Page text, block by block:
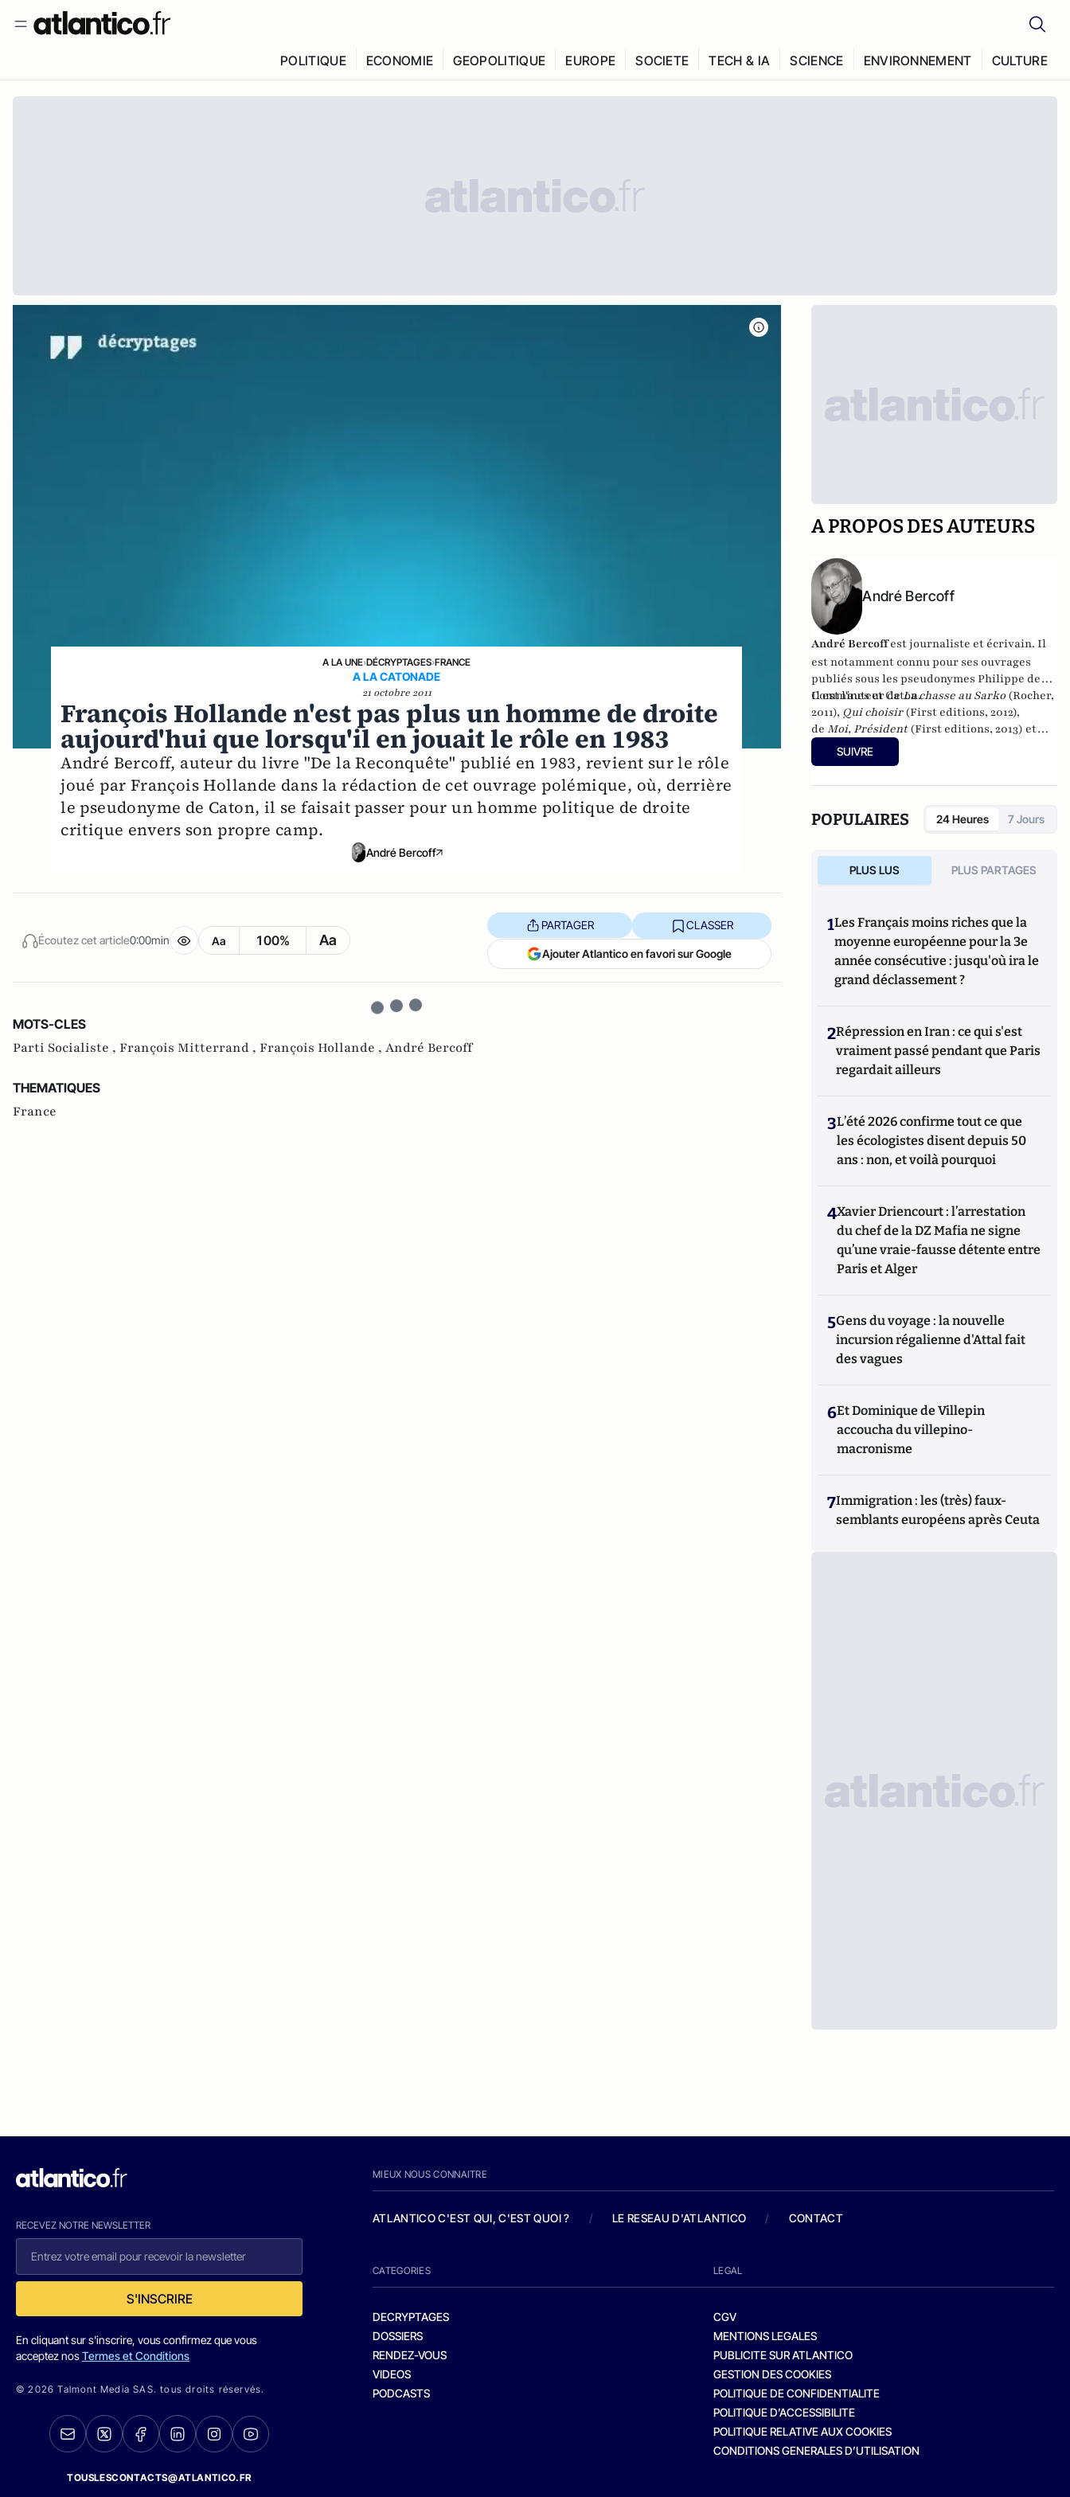
POLITIQUE ECONOMIE GEOPOLITIQUE EUROPE SOCIETE TECH & IA SCIENCE ENVIRONNEMENT CULTURE
A LA UNE›DÉCRYPTAGES›FRANCE
A LA CATONADE
21 octobre 2011
François Hollande n'est pas plus un homme de droite
aujourd'hui que lorsqu'il en jouait le rôle en 1983
André Bercoff, auteur du livre "De la Reconquête" publié en 1983, revient sur le rôle
joué par François Hollande dans la rédaction de cet ouvrage polémique, où, derrière
le pseudonyme de Caton, il se faisait passer pour un homme politique de droite
critique envers son propre camp.
André Bercoff
Écoutez cet article0:00min Aa 100% Aa
PARTAGER CLASSER
Ajouter Atlantico en favori sur Google
MOTS-CLES
Parti Socialiste , François Mitterrand , François Hollande , André Bercoff
THEMATIQUES
France
A PROPOS DES AUTEURS
André Bercoff
André Bercoffest journaliste et écrivain. Il
est notamment connu pour ses ouvrages
publiés sous les pseudonymes Philippe de
Commines et Caton.
Il est l'auteur deLa chasse au Sarko(Rocher,
2011), Qui choisir(First editions, 2012),
de Moi, Président(First editions, 2013) et
dernièrement
Bernard Tapie, Marine Le Pen,
la France et moi : Chronique d'une implosion
SUIVRE
POPULAIRES 24 Heures 7 Jours
PLUS LUS PLUS PARTAGES
1Les Français moins riches que la
moyenne européenne pour la 3e
année consécutive : jusqu'où ira le
grand déclassement ?
2Répression en Iran : ce qui s'est
vraiment passé pendant que Paris
regardait ailleurs
3L’été 2026 confirme tout ce que
les écologistes disent depuis 50
ans : non, et voilà pourquoi
4Xavier Driencourt : l’arrestation
du chef de la DZ Mafia ne signe
qu’une vraie-fausse détente entre
Paris et Alger
5Gens du voyage : la nouvelle
incursion régalienne d'Attal fait
des vagues
6Et Dominique de Villepin
accoucha du villepino-
macronisme
7Immigration : les (très) faux-
semblants européens après Ceuta
RECEVEZ NOTRE NEWSLETTER
S'INSCRIRE
En cliquant sur s'inscrire, vous confirmez que vous
acceptez nosTermes et Conditions
© 2026 Talmont Media SAS. tous droits réservés.
TOUSLESCONTACTS@ATLANTICO.FR
MIEUX NOUS CONNAITRE
ATLANTICO C'EST QUI, C'EST QUOI ? / LE RESEAU D'ATLANTICO / CONTACT
CATEGORIES
DECRYPTAGES
DOSSIERS
RENDEZ-VOUS
VIDEOS
PODCASTS
LEGAL
CGV
MENTIONS LEGALES
PUBLICITE SUR ATLANTICO
GESTION DES COOKIES
POLITIQUE DE CONFIDENTIALITE
POLITIQUE D’ACCESSIBILITE
POLITIQUE RELATIVE AUX COOKIES
CONDITIONS GENERALES D’UTILISATION